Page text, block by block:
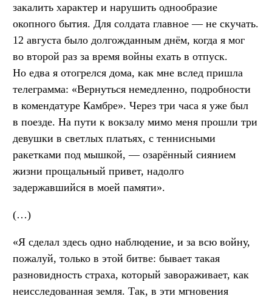
закалить характер и нарушить однообразие
окопного бытия. Для солдата главное — не скучать.
12 августа было долгожданным днём, когда я мог
во второй раз за время войны ехать в отпуск.
Но едва я отогрелся дома, как мне вслед пришла
телеграмма: «Вернуться немедленно, подробности
в комендатуре Камбре». Через три часа я уже был
в поезде. На пути к вокзалу мимо меня прошли три
девушки в светлых платьях, с теннисными
ракетками под мышкой, — озарённый сиянием
жизни прощальный привет, надолго
задержавшийся в моей памяти».
(…)
«Я сделал здесь одно наблюдение, и за всю войну,
пожалуй, только в этой битве: бывает такая
разновидность страха, который завораживает, как
неисследованная земля. Так, в эти мгновения